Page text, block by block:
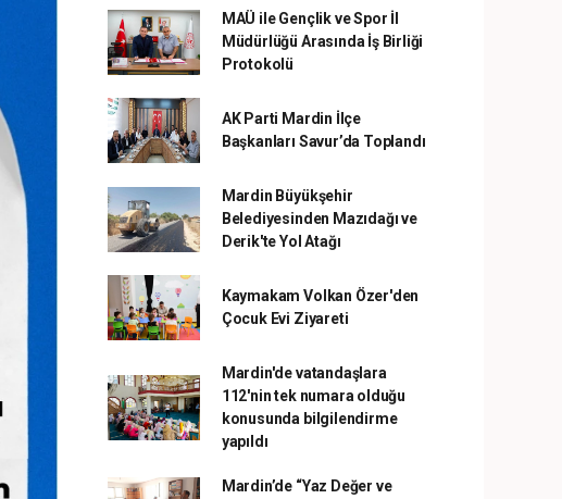
MAÜ ile Gençlik ve Spor İl
Müdürlüğü Arasında İş Birliği
Protokolü
AK Parti Mardin İlçe
Başkanları Savur’da Toplandı
Mardin Büyükşehir
Belediyesinden Mazıdağı ve
Derik'te Yol Atağı
Kaymakam Volkan Özer'den
Çocuk Evi Ziyareti
Mardin'de vatandaşlara
112'nin tek numara olduğu
konusunda bilgilendirme
yapıldı
Mardin’de “Yaz Değer ve